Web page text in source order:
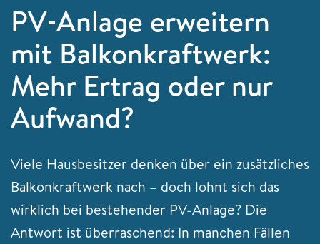
PV‑Anlage erweitern
mit Balkonkraftwerk:
Mehr Ertrag oder nur
Aufwand?
Viele Hausbesitzer denken über ein zusätzliches
Balkonkraftwerk nach – doch lohnt sich das
wirklich bei bestehender PV-Anlage? Die
Antwort ist überraschend: In manchen Fällen